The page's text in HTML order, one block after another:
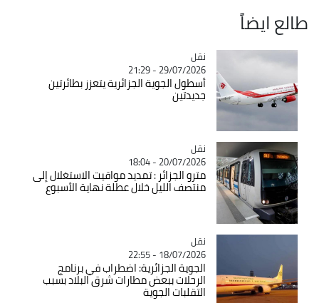
طالع ايضاً
Catégorie
نقل
29/07/2026 - 21:29
أسطول الجوية الجزائرية يتعزز بطائرتين
جديدتين
Catégorie
نقل
20/07/2026 - 18:04
مترو الجزائر : تمديد مواقيت الاستغلال إلى
منتصف الليل خلال عطلة نهاية الأسبوع
Catégorie
نقل
18/07/2026 - 22:55
الجوية الجزائرية: اضطراب في برنامج
الرحلات ببعض مطارات شرق البلاد بسبب
التقلبات الجوية